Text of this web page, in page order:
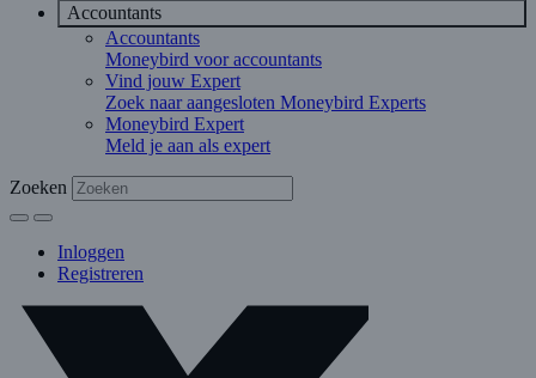
Accountants
Accountants
Moneybird voor accountants
Vind jouw Expert
Zoek naar aangesloten Moneybird Experts
Moneybird Expert
Meld je aan als expert
Zoeken
Inloggen
Registreren